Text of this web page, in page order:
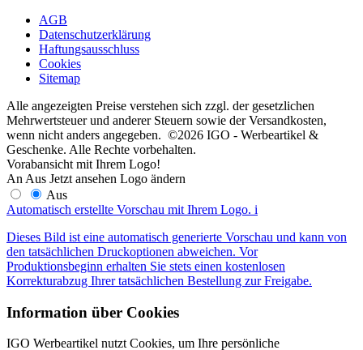
AGB
Datenschutzerklärung
Haftungsausschluss
Cookies
Sitemap
Alle angezeigten Preise verstehen sich zzgl. der gesetzlichen
Mehrwertsteuer und anderer Steuern sowie der Versandkosten,
wenn nicht anders angegeben. ©2026 IGO - Werbeartikel &
Geschenke. Alle Rechte vorbehalten.
Vorabansicht mit Ihrem Logo!
An Aus Jetzt ansehen Logo ändern
Aus
Automatisch erstellte Vorschau mit Ihrem Logo. i
Dieses Bild ist eine automatisch generierte Vorschau und kann von
den tatsächlichen Druckoptionen abweichen. Vor
Produktionsbeginn erhalten Sie stets einen kostenlosen
Korrekturabzug Ihrer tatsächlichen Bestellung zur Freigabe.
Information über Cookies
IGO Werbeartikel nutzt Cookies, um Ihre persönliche